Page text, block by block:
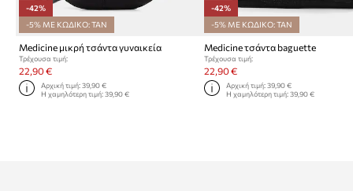
-42%
-5% ΜΕ ΚΩΔΙΚΟ: TAN
Medicine μικρή τσάντα γυναικεία
Τρέχουσα τιμή:
22,90 €
Αρχική τιμή:39,90 €
Η χαμηλότερη τιμή:39,90 €
-42%
-5% ΜΕ ΚΩΔΙΚΟ: TAN
Medicine τσάντα baguette
Τρέχουσα τιμή:
22,90 €
Αρχική τιμή: 39,90 €
Η χαμηλότερη τιμή: 39,90 €